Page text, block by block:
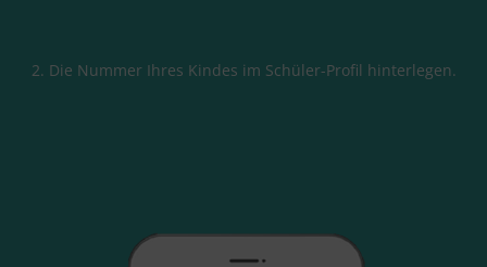
2. Die Nummer Ihres Kindes im Schüler-Profil hinterlegen.